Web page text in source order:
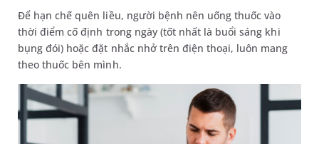
Để hạn chế quên liều, người bệnh nên uống thuốc vào
thời điểm cố định trong ngày (tốt nhất là buổi sáng khi
bụng đói) hoặc đặt nhắc nhở trên điện thoại, luôn mang
theo thuốc bên mình.